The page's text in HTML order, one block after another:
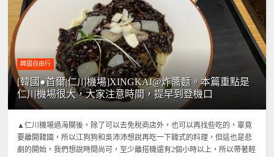
韓國自由行
[韓國●首爾|仁川機場]XINGKAI@炸醬麵。本篇重點是
仁川機場很大，大家注意時間，提早到登機口
▲仁川機場過海關後，除了可以去免稅商店外，也可以再找些吃的，畢竟
要離開韓國，所以江狗狗和吳沛沛想說再吃一下韓式的料理，但這也是悲
劇的開始，我們想說時間尚可，至少離搭機還有2個小時以上，所以帶著輕